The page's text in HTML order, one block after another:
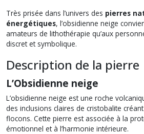
Très prisée dans l’univers des pierres
énergétiques, l’obsidienne neige
amateurs de lithothérapie qu’aux
discret et symbolique.
Description de la pierre
L’Obsidienne neige
L’obsidienne neige est une roche
des inclusions claires de cristobalite
flocons. Cette pierre est associée à la
émotionnel et à l’harmonie intérieure.